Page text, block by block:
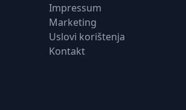
Impressum
Marketing
Uslovi korištenja
Kontakt